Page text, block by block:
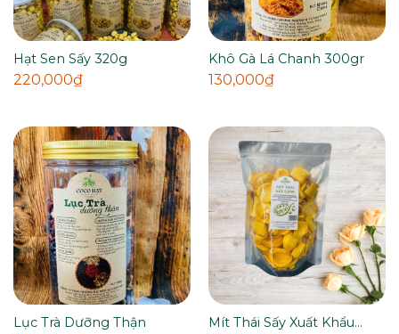
Hạt Sen Sấy 320g
220,000₫
Khô Gà Lá Chanh 300gr
130,000₫
Lục Trà Dưỡng Thận
Mít Thái Sấy Xuất Khẩu